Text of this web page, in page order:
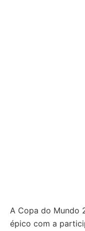
A Copa do Mundo
épico com a